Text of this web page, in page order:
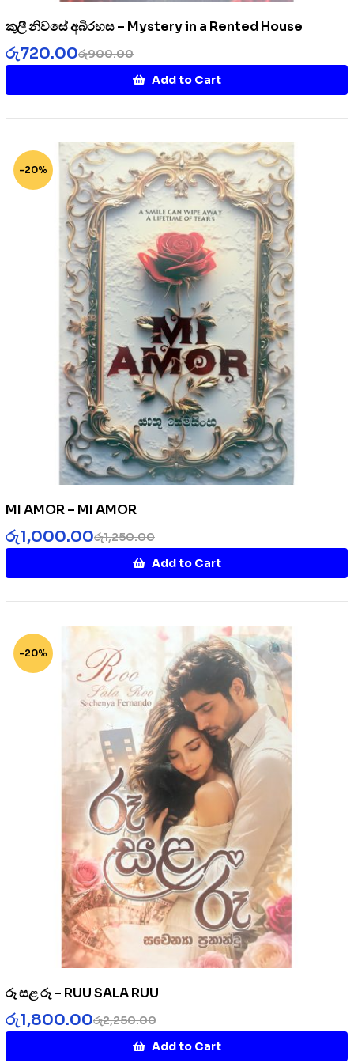
කුලී නිවසේ අබිරහස – Mystery in a Rented House
රු900.00
රු720.00
Add to Cart
-20%
MI AMOR – MI AMOR
රු1,250.00
රු1,000.00
Add to Cart
-20%
රූ සළ රූ – RUU SALA RUU
රු2,250.00
රු1,800.00
Add to Cart